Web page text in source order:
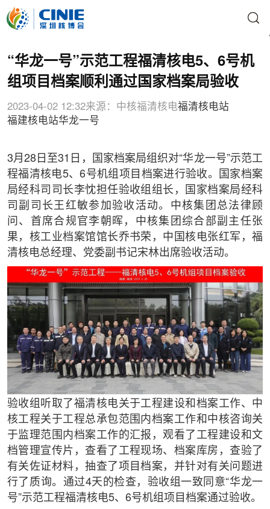
“华龙一号”示范工程福清核电5、6号机
组项目档案顺利通过国家档案局验收
2023-04-02 12:32来源：中核福清核电福清核电站
福建核电站华龙一号
3月28日至31日，国家档案局组织对“华龙一号”示范工
程福清核电5、6号机组项目档案进行验收。国家档案
局经科司司长李忱担任验收组组长，国家档案局经科
司副司长王红敏参加验收活动。中核集团总法律顾
问、首席合规官李朝晖，中核集团综合部副主任张
果，核工业档案馆馆长乔书荣，中国核电张红军，福
清核电总经理、党委副书记宋林出席验收活动。
验收组听取了福清核电关于工程建设和档案工作、中
核工程关于工程总承包范围内档案工作和中核咨询关
于监理范围内档案工作的汇报，观看了工程建设和文
档管理宣传片，查看了工程现场、档案库房，查验了
有关佐证材料，抽查了项目档案，并针对有关问题进
行了质询。通过4天的检查，验收组一致同意“华龙一
号”示范工程福清核电5、6号机组项目档案通过验收。